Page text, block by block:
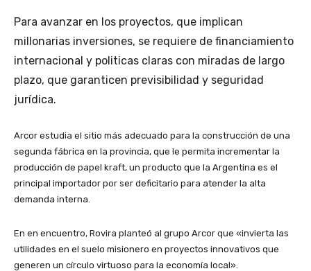
Para avanzar en los proyectos, que implican
millonarias inversiones, se requiere de financiamiento
internacional y politicas claras con miradas de largo
plazo, que garanticen previsibilidad y seguridad
jurídica.
Arcor estudia el sitio más adecuado para la construcción de una
segunda fábrica en la provincia, que le permita incrementar la
producción de papel kraft, un producto que la Argentina es el
principal importador por ser deficitario para atender la alta
demanda interna.
En en encuentro, Rovira planteó al grupo Arcor que «invierta las
utilidades en el suelo misionero en proyectos innovativos que
generen un círculo virtuoso para la economía local».